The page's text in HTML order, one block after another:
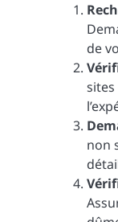
de
sites
non